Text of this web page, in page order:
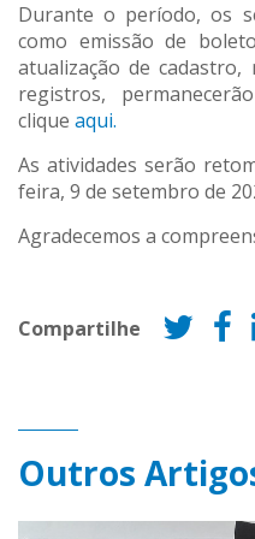
Durante o período, os
como emissão de
atualização de
registros,
clique aqui.
As atividades serão
feira, 9 de setembro de
Agradecemos a
Compartilhe
Outros